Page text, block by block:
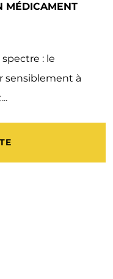
MÉDICAMENT
: le
sensiblement à